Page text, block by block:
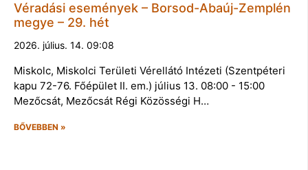
Véradási események – Borsod-Abaúj-Zemplén
megye – 29. hét
2026. július. 14. 09:08
Miskolc, Miskolci Területi Vérellátó Intézeti (Szentpéteri
kapu 72-76. Főépület II. em.) július 13. 08:00 - 15:00
Mezőcsát, Mezőcsát Régi Közösségi H…
BŐVEBBEN »